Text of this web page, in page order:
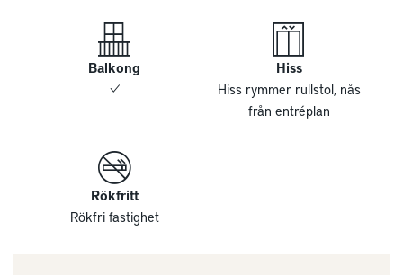
Balkong
Hiss
Hiss rymmer rullstol, nås
från entréplan
Rökfritt
Rökfri fastighet